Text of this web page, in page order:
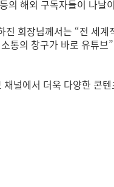
의 해외 구독자들이 나날
회장님께서는 “전 세
통의 창구가 바로 유튜
널에서 더욱 다양한 콘